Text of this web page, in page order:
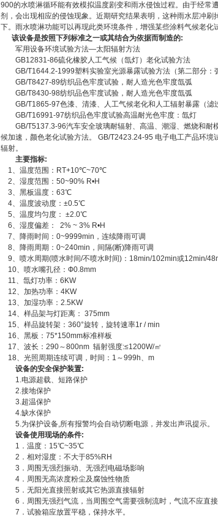
900的水喷淋循环能有效模拟温度剧变和雨水侵蚀过程。由于经常
剂，会出现相应的侵蚀现象。近期研究结果表明，这种雨水层冲
下。雨水喷淋功能可以再现此类环境条件，增强某些涂料气候老化
该设备是按照下列标准之一或其结合为依据而制造的:
军用设备环境试验方法—太阳辐射方法
GB12831-86硫化橡胶人工气候（氙灯）老化试验方法
GB/T1644.2-1999塑料实验室光源暴露试验方法（第二部分：
GB/T8427-89纺织品色牢度试验，耐人造光色牢度氙弧
GB/T8430-98纺织品色牢度试验，耐人造光色牢度氙弧
GB/T1865-97色漆、清漆、人工气候老化和人工辐射暴露（滤
GB/T16991-97纺织品色牢度试验高温耐光色牢度：氙灯
GB/T5137.3-96汽车安全玻璃耐辐射、高温、潮湿、燃烧和耐
候加速，颜色老化试验方法。 GB/T2423.24-95 电子电工产品环
辐射。
主要指标:
1、温度范围：RT+10℃~70℃
2、湿度范围：50~90% R•H
3、黑板温度：63℃
4、温度波动度：±0.5℃
5、温度均匀度： ±2.0℃
6、湿度偏差： 2% ~ 3% R•H
7、降雨时间：0~9999min，连续降雨可调
8、降雨周期：0~240min，间隔(断)降雨可调
9、喷水周期(喷水时间/不喷水时间)：18min/102min或12min/
10、喷水嘴孔径：Ф0.8mm
11、氙灯功率：6KW
12、加热功率：4KW
13、加湿功率：2.5KW
14、样品架与灯距离： 375mm
15、样品旋转架：360°旋转，旋转速率1r / min
16、黑板：75*150mm标准样板
17、波长：290～800nm 辐射强度:≤1200W/㎡
18、光照周期连续可调，时间：1～999h、m
设备的安全保护装置:
1.电源超载、短路保护
2.接地保护
3.超温保护
4.缺水保护
5.为保护设备,所有报警均会自动切断电源，并发出声讯提示。
设备使用现场的条件:
1．温度：15℃~35℃
2．相对湿度：不大于85%RH
3．周围无强烈振动、无强烈电磁场影响
4．周围无高浓度粉尘及腐蚀性物质
5．无阳光直接照射或其它热源直接辐射
6．周围无强烈气流，当周围空气需要强制流时，气流不应直接
7．试验箱应放置平稳，保持水平。